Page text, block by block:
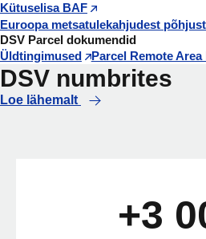
Kütuselisa BAF
Euroopa metsatulekahjudest
DSV Parcel dokumendid
Üldtingimused
Parcel Remote Area
DSV numbrites
Loe lähemalt
+3